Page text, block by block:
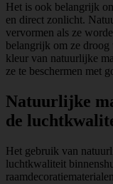
Het is ook belangrijk
en direct zonlicht.
vervormen als ze
belangrijk om ze droog
kleur van natuurlijke
ze te beschermen met
Natuurlijke
de
Het gebruik van
luchtkwaliteit